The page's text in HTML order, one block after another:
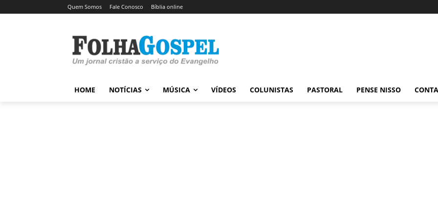
Quem Somos Fale Conosco Bíblia online
HOME NOTÍCIAS MÚSICA VÍDEOS COLUNISTAS PASTORAL PENSE NISSO